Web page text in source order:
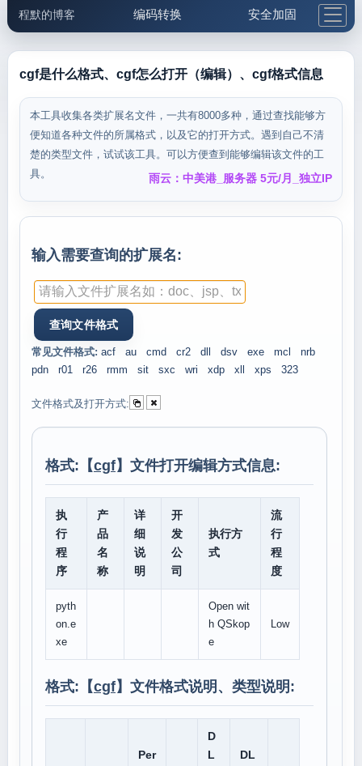
程默的博客 编码转换 安全加固
邮件工具 生活便民 更多工具
5.1支付宝大红包
cgf是什么格式、cgf怎么打开（编辑）、cgf格式信息
本工具收集各类扩展名文件，一共有8000多种，通过查找能够方
便知道各种文件的所属格式，以及它的打开方式。遇到自己不清
楚的类型文件，试试该工具。可以方便查到能够编辑该文件的工
具。
雨云：中美港_服务器 5元/月_独立IP
输入需要查询的扩展名:
常见文件格式: acf au cmd cr2 dll dsv exe mcl
nrb
pdn
r01 r26 rmm sit sxc wri xdp xll xps 323
文件格式及打开方式:
格式:【cgf】文件打开编辑方式信息:
执
行
程
序
产
品
名
称
详
细
说
明
开
发
公
司
执行方
式
流
行
程
度
pyth
on.e
xe
Open wit
h QSkop
e
Low
格式:【cgf】文件格式说明、类型说明:
Per
D
L
DL